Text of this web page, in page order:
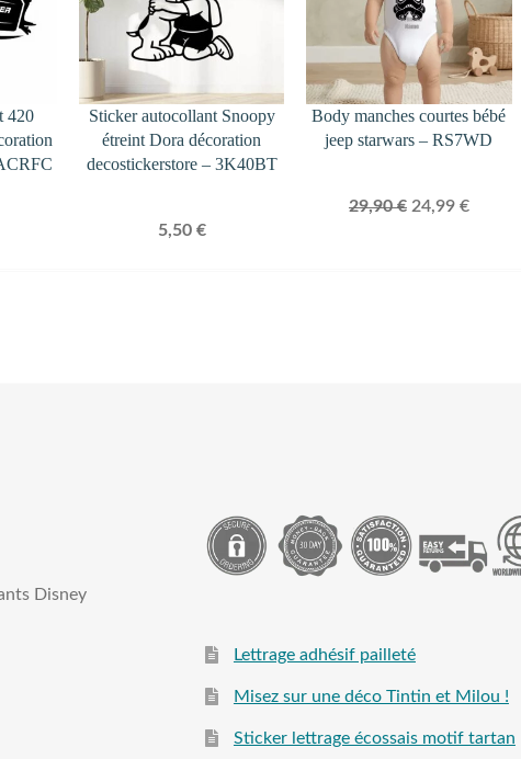
420
Sticker autocollant Snoopy
étreint Dora décoration
decostickerstore – 3K40BT
5,50 €
Body manches courtes bébé
jeep starwars – RS7WD
29,90€ Le
24,99 €Le
Disney
Lettrage adhésif pailleté
Misez sur une déco Tintin et Milou !
Sticker lettrage écossais motif tartan